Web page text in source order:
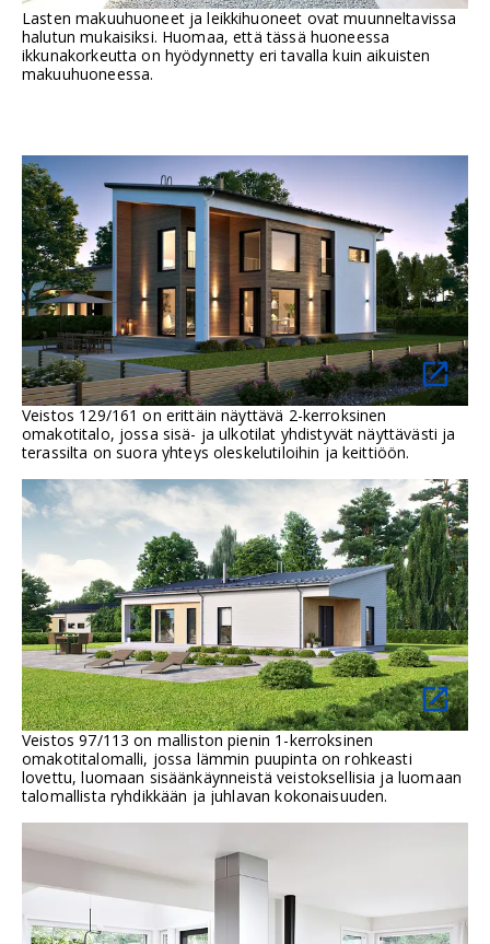
Lasten makuuhuoneet ja leikkihuoneet ovat muunneltavissa
halutun mukaisiksi. Huomaa, että tässä huoneessa
ikkunakorkeutta on hyödynnetty eri tavalla kuin aikuisten
makuuhuoneessa.
Veistos 129/161 on erittäin näyttävä 2-kerroksinen
omakotitalo, jossa sisä- ja ulkotilat yhdistyvät näyttävästi ja
terassilta on suora yhteys oleskelutiloihin ja keittiöön.
Veistos 97/113 on malliston pienin 1-kerroksinen
omakotitalomalli, jossa lämmin puupinta on rohkeasti
lovettu, luomaan sisäänkäynneistä veistoksellisia ja luomaan
talomallista ryhdikkään ja juhlavan kokonaisuuden.